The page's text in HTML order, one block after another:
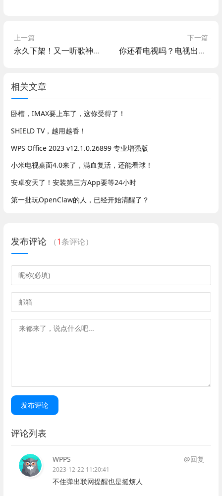
上一篇
永久下架！又一听歌神器关停…
下一篇
你还看电视吗？电视出货量创十年来新低，不再是家庭刚需！
相关文章
卧槽，IMAX要上车了，这你受得了！
SHIELD TV，越用越香！
WPS Office 2023 v12.1.0.26899 专业增强版
小米电视桌面4.0来了，满血复活，还能看球！
安卓变天了！安装第三方App要等24小时
第一批玩OpenClaw的人，已经开始清醒了？
发布评论 （1条评论）
发布评论
评论列表
WPPS @回复
2023-12-22 11:20:41
不住弹出联网提醒也是挺烦人